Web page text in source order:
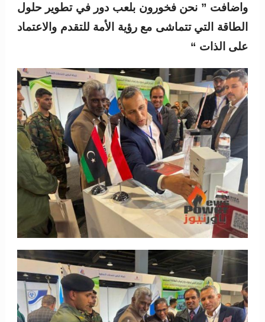
واضافت ” نحن فخورون بلعب دور في تطوير حلول
الطاقة التي تتماشى مع رؤية الأمة للتقدم والاعتماد
على الذات “